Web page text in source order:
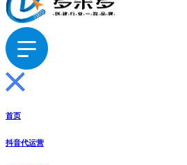
首页
抖音代运营